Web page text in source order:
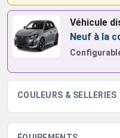
Véhicule
Neuf à la
COULEURS & SELLERIES